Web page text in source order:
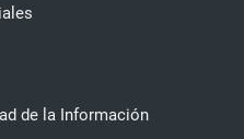
de la Información